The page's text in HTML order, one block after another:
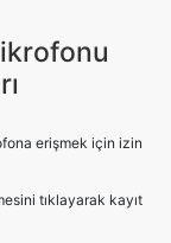
erişmek için izin
tıklayarak kayıt